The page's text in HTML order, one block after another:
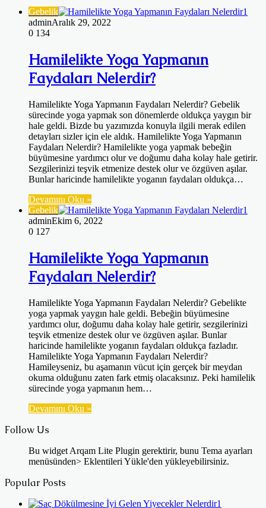
Gebelik
adminAralık 29, 2022
0 134
Hamilelikte Yoga Yapmanın
Faydaları Nelerdir?
Hamilelikte Yoga Yapmanın Faydaları Nelerdir? Gebelik
sürecinde yoga yapmak son dönemlerde oldukça yaygın bir
hale geldi. Bizde bu yazımızda konuyla ilgili merak edilen
detayları sizler için ele aldık. Hamilelikte Yoga Yapmanın
Faydaları Nelerdir? Hamilelikte yoga yapmak bebeğin
büyümesine yardımcı olur ve doğumu daha kolay hale getirir.
Sezgilerinizi teşvik etmenize destek olur ve özgüven aşılar.
Bunlar haricinde hamilelikte yoganın faydaları oldukça…
Devamını Oku »
Gebelik
adminEkim 6, 2022
0 127
Hamilelikte Yoga Yapmanın
Faydaları Nelerdir?
Hamilelikte Yoga Yapmanın Faydaları Nelerdir? Gebelikte
yoga yapmak yaygın hale geldi. Bebeğin büyümesine
yardımcı olur, doğumu daha kolay hale getirir, sezgilerinizi
teşvik etmenize destek olur ve özgüven aşılar. Bunlar
haricinde hamilelikte yoganın faydaları oldukça fazladır.
Hamilelikte Yoga Yapmanın Faydaları Nelerdir?
Hamileyseniz, bu aşamanın vücut için gerçek bir meydan
okuma olduğunu zaten fark etmiş olacaksınız. Peki hamilelik
sürecinde yoga yapmanın hem…
Devamını Oku »
Follow Us
Bu widget Arqam Lite Plugin gerektirir, bunu Tema ayarları
menüsünden> Eklentileri Yükle'den yükleyebilirsiniz.
Popular Posts